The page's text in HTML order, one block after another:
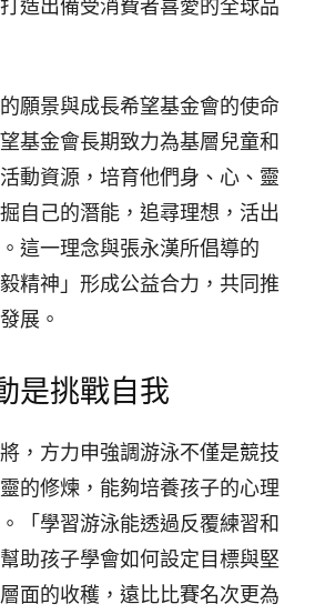
造出備受消費者喜愛的全球品
願景與成長希望基金會的使命
基金會長期致力為基層兒童和
動資源，培育他們身、心、靈
自己的潛能，追尋理想，活出
這一理念與張永漢所倡導的
精神」形成公益合力，共同推
展。
是挑戰自我
，方力申強調游泳不僅是競技
的修煉，能夠培養孩子的心理
「學習游泳能透過反覆練習和
助孩子學會如何設定目標與堅
面的收穫，遠比比賽名次更為